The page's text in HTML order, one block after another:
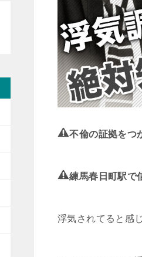
不倫の証拠をつ
練馬春日町駅で
浮気されてると感